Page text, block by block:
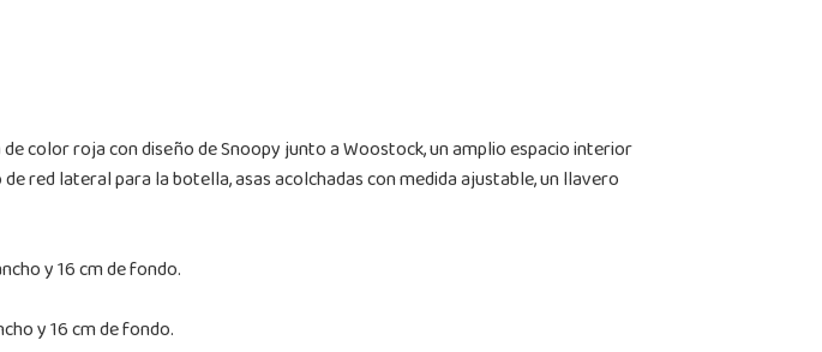
color roja con diseño de Snoopy junto a Woostock, un amplio espacio interior
red lateral para la botella, asas acolchadas con medida ajustable, un llavero
y 16 cm de fondo.
y 16 cm de fondo.